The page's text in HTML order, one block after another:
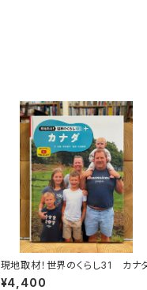
現地取材！世界のくらし31 カナ
¥4,400